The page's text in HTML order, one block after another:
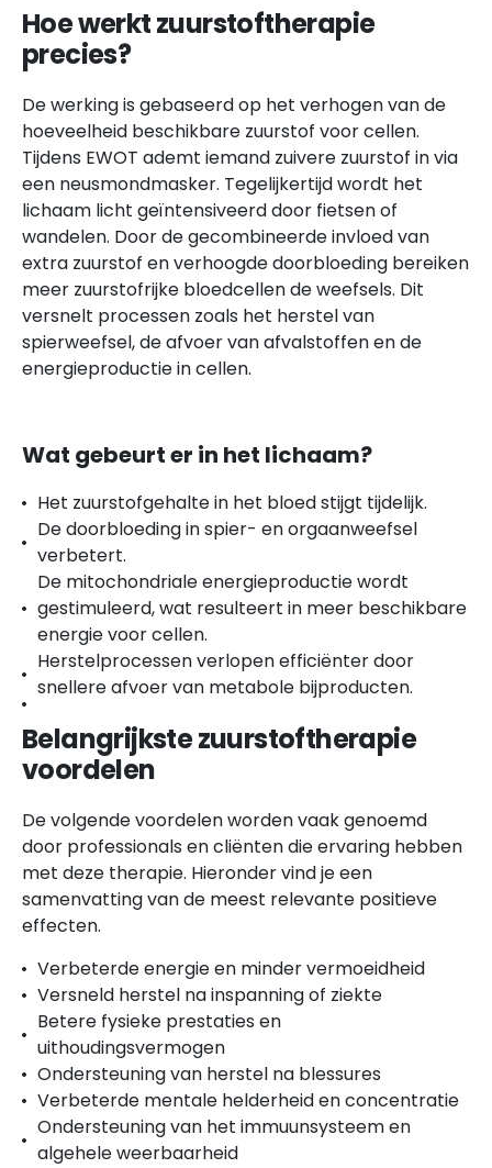
Hoe werkt zuurstoftherapie
precies?
De werking is gebaseerd op het verhogen van de
hoeveelheid beschikbare zuurstof voor cellen.
Tijdens EWOT ademt iemand zuivere zuurstof in via
een neusmondmasker. Tegelijkertijd wordt het
lichaam licht geïntensiveerd door fietsen of
wandelen. Door de gecombineerde invloed van
extra zuurstof en verhoogde doorbloeding bereiken
meer zuurstofrijke bloedcellen de weefsels. Dit
versnelt processen zoals het herstel van
spierweefsel, de afvoer van afvalstoffen en de
energieproductie in cellen.
Wat gebeurt er in het lichaam?
Het zuurstofgehalte in het bloed stijgt tijdelijk.
De doorbloeding in spier- en orgaanweefsel
verbetert.
De mitochondriale energieproductie wordt
gestimuleerd, wat resulteert in meer beschikbare
energie voor cellen.
Herstelprocessen verlopen efficiënter door
snellere afvoer van metabole bijproducten.
Belangrijkste zuurstoftherapie
voordelen
De volgende voordelen worden vaak genoemd
door professionals en cliënten die ervaring hebben
met deze therapie. Hieronder vind je een
samenvatting van de meest relevante positieve
effecten.
Verbeterde energie en minder vermoeidheid
Versneld herstel na inspanning of ziekte
Betere fysieke prestaties en
uithoudingsvermogen
Ondersteuning van herstel na blessures
Verbeterde mentale helderheid en concentratie
Ondersteuning van het immuunsysteem en
algehele weerbaarheid